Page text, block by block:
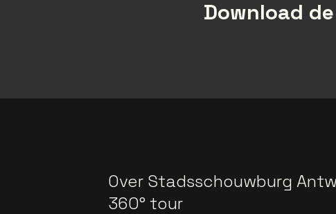
Download
Over Stadsschouwburg
360° tour